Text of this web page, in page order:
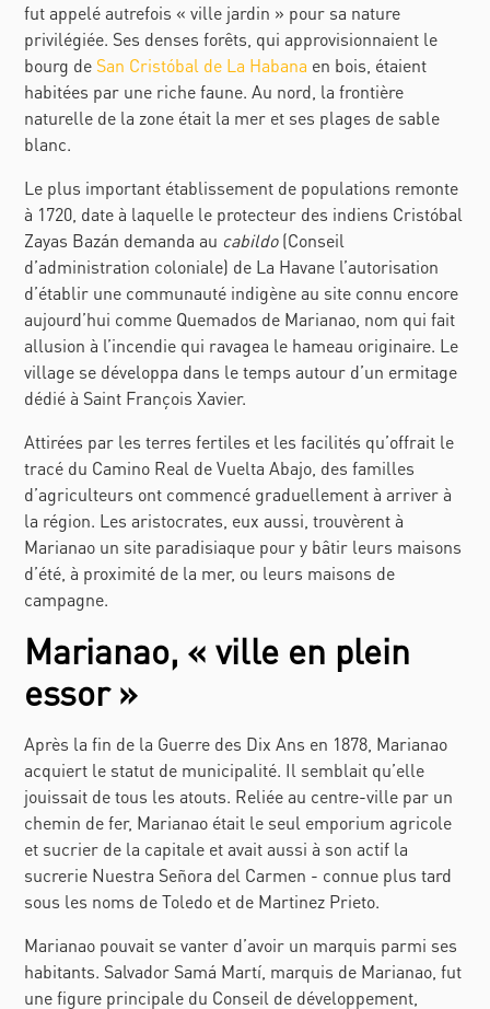
fut appelé autrefois « ville jardin » pour sa nature
privilégiée. Ses denses forêts, qui approvisionnaient le
bourg de San Cristóbal de La Habana en bois, étaient
habitées par une riche faune. Au nord, la frontière
naturelle de la zone était la mer et ses plages de sable
blanc.
Le plus important établissement de populations remonte
à 1720, date à laquelle le protecteur des indiens Cristóbal
Zayas Bazán demanda au cabildo(Conseil
d’administration coloniale) de La Havane l’autorisation
d’établir une communauté indigène au site connu encore
aujourd’hui comme Quemados de Marianao, nom qui fait
allusion à l’incendie qui ravagea le hameau originaire. Le
village se développa dans le temps autour d’un ermitage
dédié à Saint François Xavier.
Attirées par les terres fertiles et les facilités qu’offrait le
tracé du Camino Real de Vuelta Abajo, des familles
d’agriculteurs ont commencé graduellement à arriver à
la région. Les aristocrates, eux aussi, trouvèrent à
Marianao un site paradisiaque pour y bâtir leurs maisons
d’été, à proximité de la mer, ou leurs maisons de
campagne.
Marianao, « ville en plein
essor »
Après la fin de la Guerre des Dix Ans en 1878, Marianao
acquiert le statut de municipalité. Il semblait qu’elle
jouissait de tous les atouts. Reliée au centre-ville par un
chemin de fer, Marianao était le seul emporium agricole
et sucrier de la capitale et avait aussi à son actif la
sucrerie Nuestra Señora del Carmen - connue plus tard
sous les noms de Toledo et de Martinez Prieto.
Marianao pouvait se vanter d’avoir un marquis parmi ses
habitants. Salvador Samá Martí, marquis de Marianao, fut
une figure principale du Conseil de développement,